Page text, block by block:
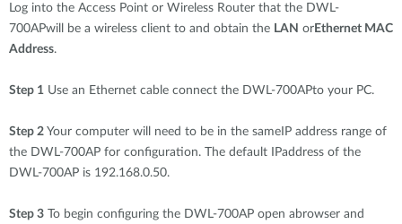
Log into the Access Point or Wireless Router that the DWL-
700APwill be a wireless client to and obtain the LAN or Ethernet MAC
Address.
Step 1 Use an Ethernet cable connect the DWL-700APto your PC.
Step 2 Your computer will need to be in the sameIP address range of
the DWL-700AP for configuration. The default IPaddress of the
DWL-700AP is 192.168.0.50.
Step 3 To begin configuring the DWL-700AP open abrowser and